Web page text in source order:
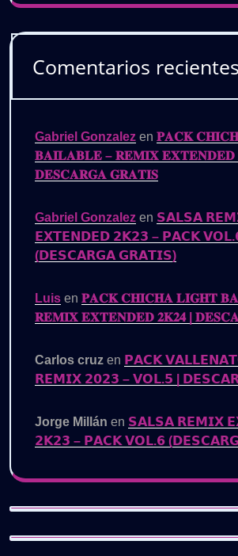
Comentarios recientes
Gabriel Gonzalez en 𝐏𝐀𝐂𝐊
𝐁𝐀𝐈𝐋𝐀𝐁𝐋𝐄 – 𝐑𝐄𝐌𝐈𝐗 𝐄𝐗𝐓𝐄𝐍𝐃𝐄𝐃
𝐃𝐄𝐒𝐂𝐀𝐑𝐆𝐀 𝐆𝐑𝐀𝐓𝐈𝐒
Gabriel Gonzalez en 𝗦𝗔𝗟𝗦𝗔
𝗘𝗫𝗧𝗘𝗡𝗗𝗘𝗗 𝟮𝗞𝟮𝟯 – 𝗣𝗔𝗖𝗞
(𝗗𝗘𝗦𝗖𝗔𝗥𝗚𝗔 𝗚𝗥𝗔𝗧𝗜𝗦)
Luis en 𝐏𝐀𝐂𝐊 𝐂𝐇𝐈𝐂𝐇𝐀 𝐋𝐈𝐆𝐇𝐓
𝐑𝐄𝐌𝐈𝐗 𝐄𝐗𝐓𝐄𝐍𝐃𝐄𝐃 𝟐𝐊𝟐𝟒 |
Carlos cruz en 𝗣𝗔𝗖𝗞
𝗥𝗘𝗠𝗜𝗫 𝟮𝟬𝟮𝟯 – 𝗩𝗢𝗟.𝟱 |
Jorge Millán en 𝗦𝗔𝗟𝗦𝗔 𝗥𝗘𝗠𝗜𝗫
𝟮𝗞𝟮𝟯 – 𝗣𝗔𝗖𝗞 𝗩𝗢𝗟.𝟲